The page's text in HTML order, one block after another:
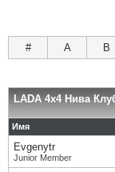
# A B
LADA 4x4 Нива
Имя
Evgenytr
Junior Member